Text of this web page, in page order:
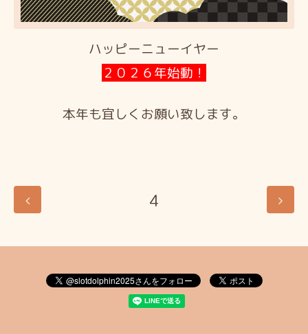
ハッピーニューイヤー
２０２６年始動！
本年も宜しくお願い致します。
4